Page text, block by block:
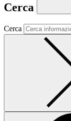
Cerca
Cerca